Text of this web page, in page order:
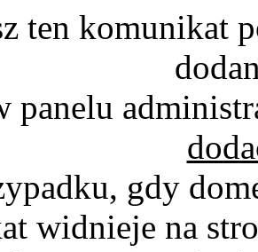
ten komunikat
panelu
gdy
widnieje na